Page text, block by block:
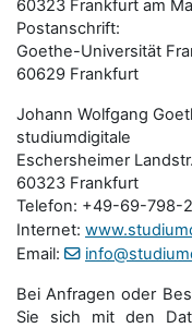
60323 Frankfurt am
Postanschrift:
Goethe-Universität
60629 Frankfurt
Johann Wolfgang
studiumdigitale
Eschersheimer
60323 Frankfurt
Telefon: +49-69-798-
Internet:
Email:
Bei Anfragen oder
Sie sich mit den